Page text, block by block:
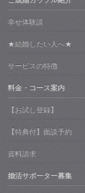
幸せ体験談
★結婚したい人へ★
サービスの特徴
料金・コース案内
【お試し登録】
【特典付】面談予約
資料請求
婚活サポーター募集